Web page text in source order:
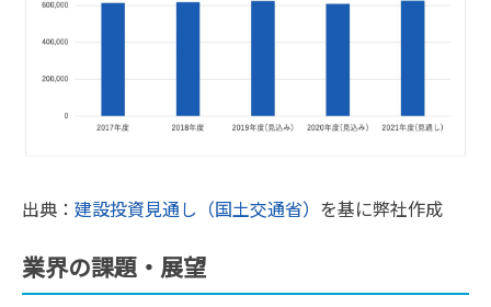
出典： 建設投資見通し（国土交通省） を基に弊社作成
業界の課題・展望